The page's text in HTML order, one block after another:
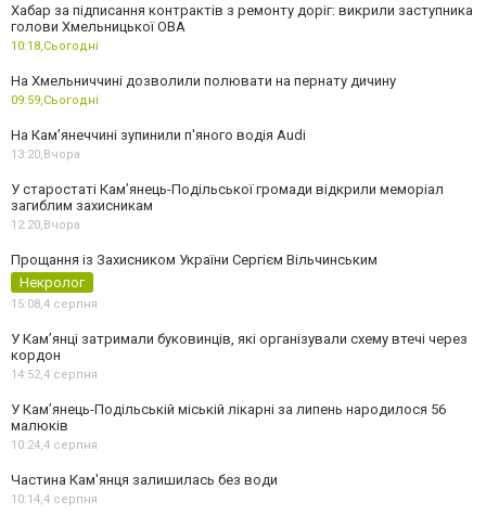
Хабар за підписання контрактів з ремонту доріг: викрили заступника
голови Хмельницької ОВА
10:18,Сьогодні
На Хмельниччині дозволили полювати на пернату дичину
09:59,Сьогодні
На Камʼянеччині зупинили п'яного водія Audi
13:20,Вчора
У старостаті Кам’янець-Подільської громади відкрили меморіал
загиблим захисникам
12:20,Вчора
Прощання із Захисником України Сергієм Вільчинським
Некролог
15:08,4 серпня
У Кам’янці затримали буковинців, які організували схему втечі через
кордон
14:52,4 серпня
У Кам’янець-Подільській міській лікарні за липень народилося 56
малюків
10:24,4 серпня
Частина Кам'янця залишилась без води
10:14,4 серпня